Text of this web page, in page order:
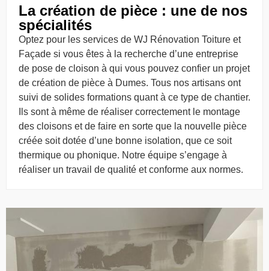
La création de pièce : une de nos
spécialités
Optez pour les services de WJ Rénovation Toiture et
Façade si vous êtes à la recherche d’une entreprise
de pose de cloison à qui vous pouvez confier un projet
de création de pièce à Dumes. Tous nos artisans ont
suivi de solides formations quant à ce type de chantier.
Ils sont à même de réaliser correctement le montage
des cloisons et de faire en sorte que la nouvelle pièce
créée soit dotée d’une bonne isolation, que ce soit
thermique ou phonique. Notre équipe s’engage à
réaliser un travail de qualité et conforme aux normes.